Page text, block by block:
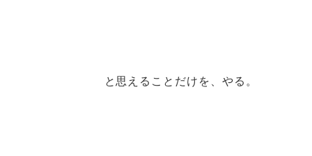
と思えることだけを、やる。